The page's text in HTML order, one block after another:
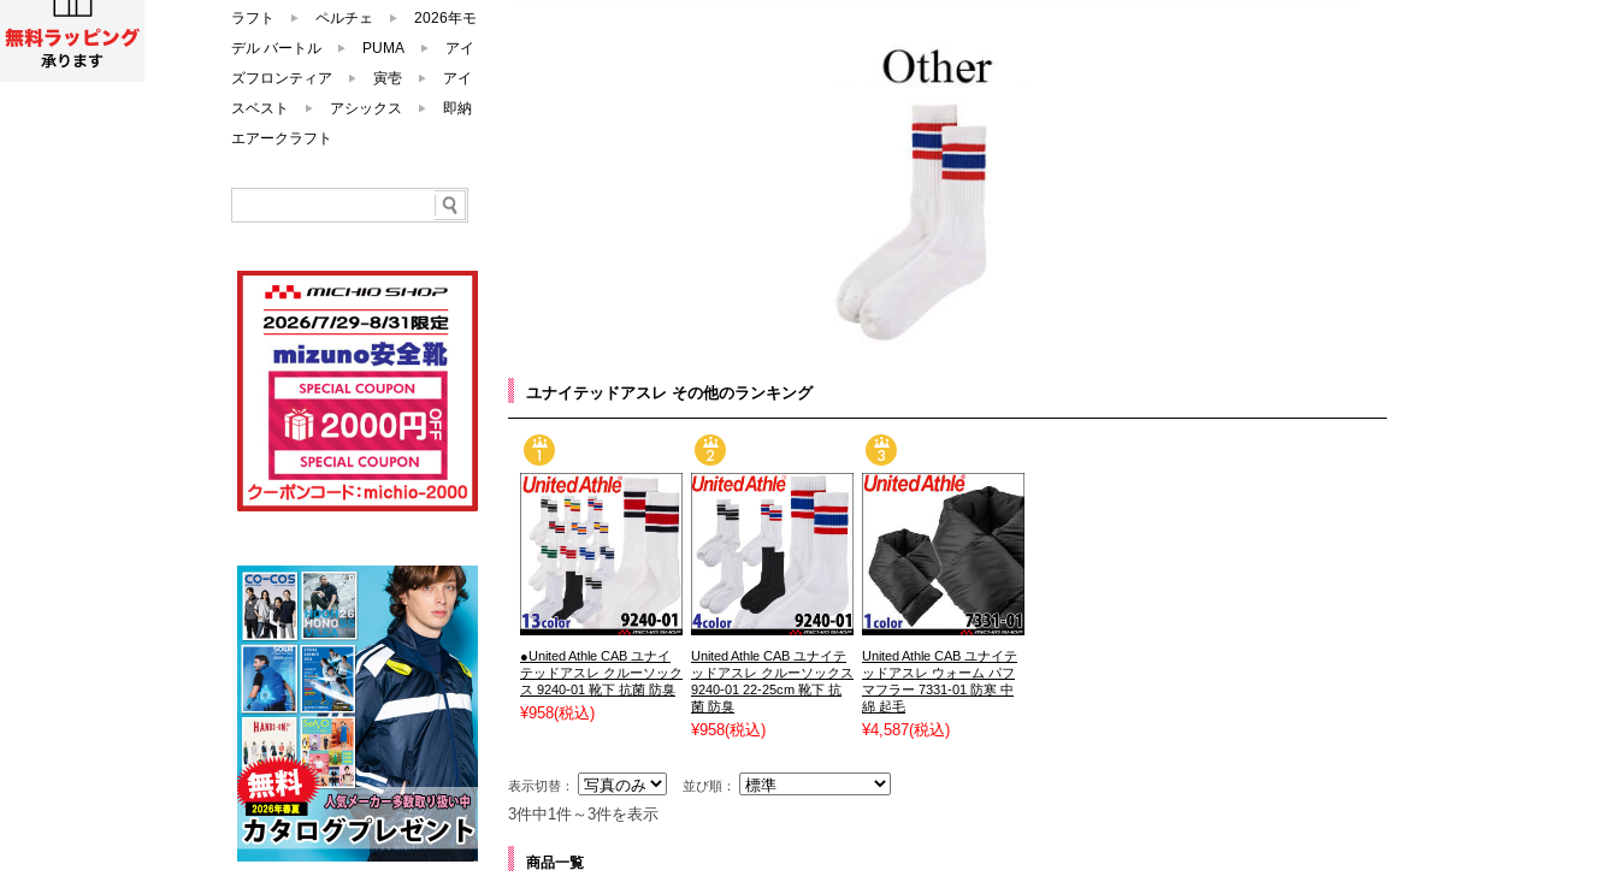
ユナイテッドアスレ その他のランキング
●United Athle CAB ユナイ
テッドアスレ クルーソック
ス 9240-01 靴下 抗菌 防臭
¥958(税込)
United Athle CAB ユナイテ
ッドアスレ クルーソックス
9240-01 22-25cm 靴下 抗
菌 防臭
¥958(税込)
United Athle CAB ユナイテ
ッドアスレ ウォーム パフ
マフラー 7331-01 防寒 中
綿 起毛
¥4,587(税込)
表示切替： 並び順：
3件中1件～3件を表示
商品一覧
ラフト
ペルチェ
2026年モ
デル バートル
PUMA
アイ
ズフロンティア
寅壱
アイ
スベスト
アシックス
即納
エアークラフト